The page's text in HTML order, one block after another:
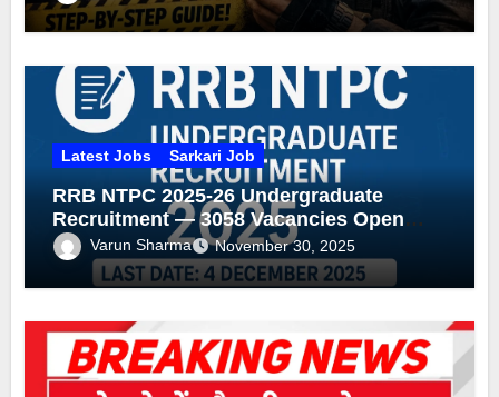
Latest Jobs Sarkari Job
RRB NTPC 2025-26 Undergraduate
Recruitment — 3058 Vacancies Open
(Apply by 4 Dec 2025)
Varun Sharma November 30, 2025